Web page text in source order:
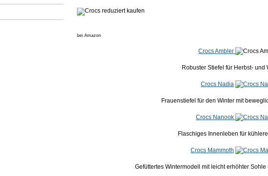
bei Amazon
Crocs Ambler
Robuster Stiefel für Herbst- und
Crocs Nadia
Frauenstiefel für den Winter mit
Crocs Nanook
Flaschiges Innenleben für kühlere
Crocs Mammoth
Gefüttertes Wintermodell mit leicht erhöhter